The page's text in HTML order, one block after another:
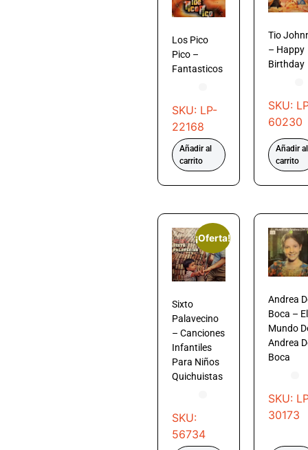
Los Pico
Pico –
Fantasticos
SKU: LP-
22168
Añadir al
carrito
Tio
– Happy
Birthday
SKU:
60230
Añadir al
carrito
¡Oferta!
Sixto
Palavecino
– Canciones
Infantiles
Para Niños
Quichuistas
SKU:
56734
Andrea
Boca – El
Mundo
Andrea
Boca
SKU:
30173